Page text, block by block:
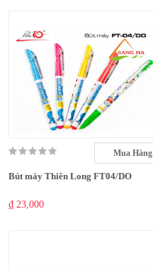
Mua Hàng
Bút máy Thiên Long FT04/DO
₫ 23,000